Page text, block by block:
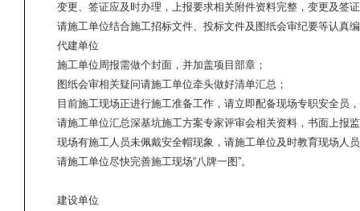
变更、签证应及时办理，上报要求相关附件资料完整，变更及签
请施工单位结合施工招标文件、投标文件及图纸会审纪要等认真
代建单位
施工单位周报需做个封面，并加盖项目部章；
图纸会审相关疑问请施工单位牵头做好清单汇总；
目前施工现场正进行施工准备工作，请立即配备现场专职安全员
请施工单位汇总深基坑施工方案专家评审会相关资料，书面上报
现场有施工人员未佩戴安全帽现象，请施工单位及时教育现场人
请施工单位尽快完善施工现场“八牌一图”。
建设单位